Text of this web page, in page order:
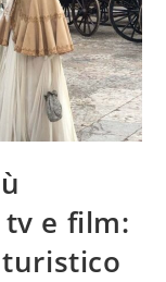
e film: